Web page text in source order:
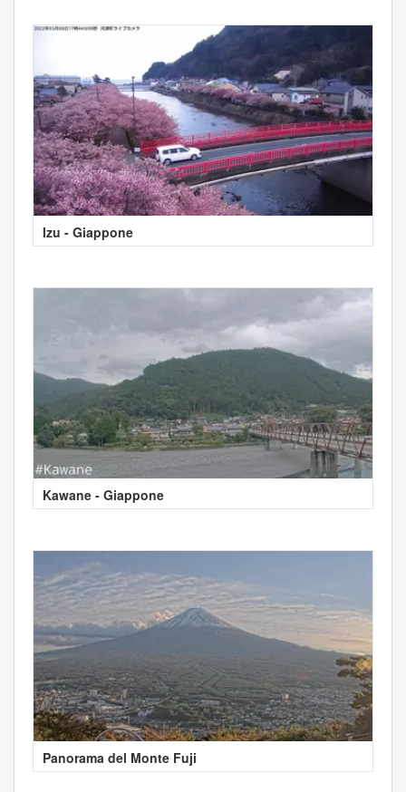
Izu - Giappone
Kawane - Giappone
Panorama del Monte Fuji